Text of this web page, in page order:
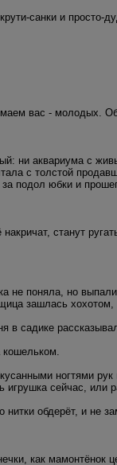
санки и просто-
вас - молодых.
ни аквариума с
с толстой
подол юбки и
станут
не поняла, но
зашлась
в садике
ногтями
игрушка сейчас,
обдерёт, и не
как